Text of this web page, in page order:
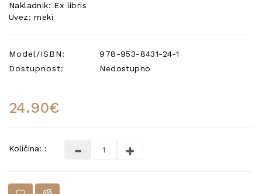
Nakladnik: Ex libris
Uvez: meki
Model/ISBN:
978-953-8431-24-1
Dostupnost:
Nedostupno
24.90€
Količina: :